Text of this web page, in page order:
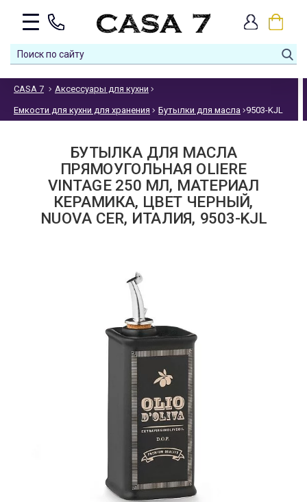
CASA 7 Аксессуары для кухни
Емкости для кухни для хранения Бутылки для масла 9503-KJL
БУТЫЛКА ДЛЯ МАСЛА
ПРЯМОУГОЛЬНАЯ OLIERE
VINTAGE 250 МЛ, МАТЕРИАЛ
КЕРАМИКА, ЦВЕТ ЧЕРНЫЙ,
NUOVA CER, ИТАЛИЯ, 9503-KJL